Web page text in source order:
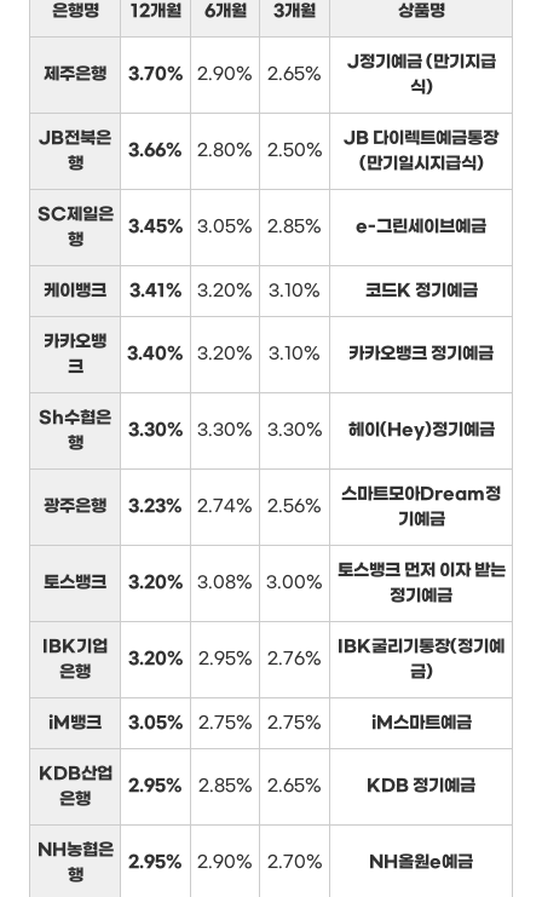
은행명 12개월 6개월 3개월 상품명
제주은행 3.70% 2.90% 2.65%
J정기예금 (만기지급
식)
JB전북은
행
3.66% 2.80% 2.50%
JB 다이렉트예금통장
(만기일시지급식)
SC제일은
행
3.45% 3.05% 2.85% e-그린세이브예금
케이뱅크 3.41% 3.20% 3.10% 코드K 정기예금
카카오뱅
크
3.40% 3.20% 3.10% 카카오뱅크 정기예금
Sh수협은
행
3.30% 3.30% 3.30% 헤이(Hey)정기예금
광주은행 3.23% 2.74% 2.56%
스마트모아Dream정
기예금
토스뱅크 3.20% 3.08% 3.00%
토스뱅크 먼저 이자 받는
정기예금
IBK기업
은행
3.20% 2.95% 2.76%
IBK굴리기통장(정기예
금)
iM뱅크 3.05% 2.75% 2.75% iM스마트예금
KDB산업
은행
2.95% 2.85% 2.65% KDB 정기예금
NH농협은
행
2.95% 2.90% 2.70% NH올원e예금